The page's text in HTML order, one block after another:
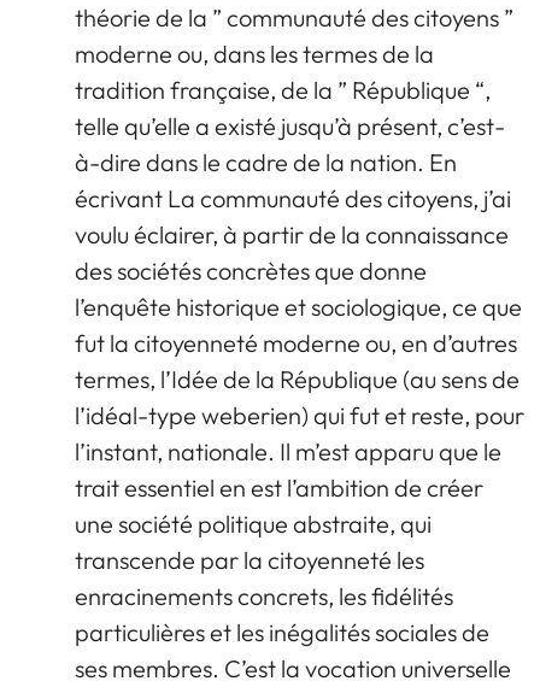
théorie de la ” communauté des citoyens ”
moderne ou, dans les termes de la
tradition française, de la ” République “,
telle qu’elle a existé jusqu’à présent, c’est-
à-dire dans le cadre de la nation. En
écrivant La communauté des citoyens, j’ai
voulu éclairer, à partir de la connaissance
des sociétés concrètes que donne
l’enquête historique et sociologique, ce que
fut la citoyenneté moderne ou, en d’autres
termes, l’Idée de la République (au sens de
l’idéal-type weberien) qui fut et reste, pour
l’instant, nationale. Il m’est apparu que le
trait essentiel en est l’ambition de créer
une société politique abstraite, qui
transcende par la citoyenneté les
enracinements concrets, les fidélités
particulières et les inégalités sociales de
ses membres. C’est la vocation universelle